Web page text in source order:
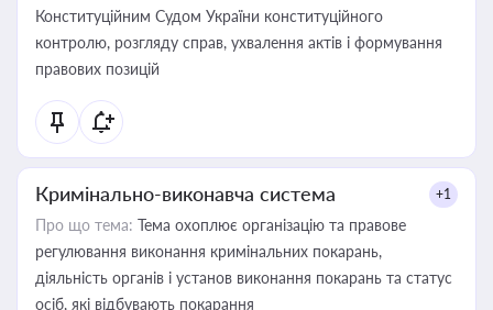
Конституційним Судом України конституційного
контролю, розгляду справ, ухвалення актів і формування
правових позицій
Кримінально-виконавча система +1
Про що тема: Тема охоплює організацію та правове
регулювання виконання кримінальних покарань,
діяльність органів і установ виконання покарань та статус
осіб, які відбувають покарання